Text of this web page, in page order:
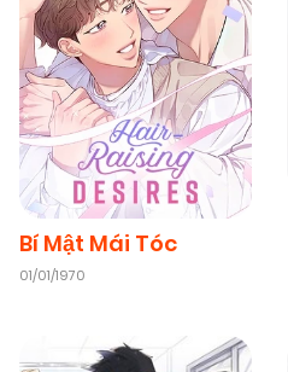
Chapter 2(VIP)
Chapter 1(VIP) 04/01/2026
Bí Mật Mái Tóc
01/01/1970